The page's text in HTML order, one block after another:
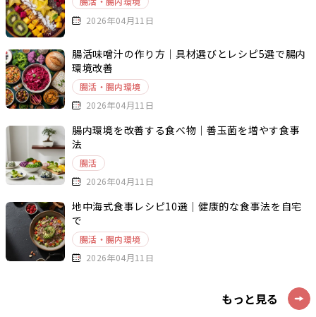
2026年04月11日
腸活味噌汁の作り方｜具材選びとレシピ5選で腸内
環境改善
腸活・腸内環境
2026年04月11日
腸内環境を改善する食べ物｜善玉菌を増やす食事
法
腸活
2026年04月11日
地中海式食事レシピ10選｜健康的な食事法を自宅
で
腸活・腸内環境
2026年04月11日
もっと見る